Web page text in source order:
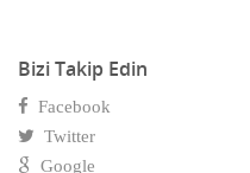
Çelik Sanayii & Çelik Kasa
Çeşitli Hizmetler
Bizi Takip Edin
Facebook
Twitter
Google